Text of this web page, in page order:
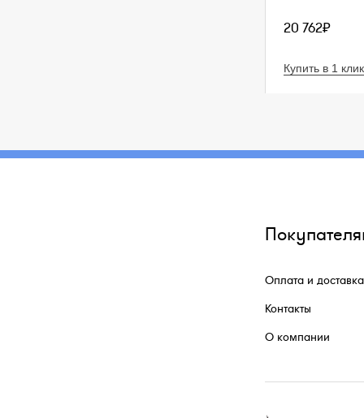
20 762₽
Купить в 1 клик
Оплата и доставка
Контакты
О компании